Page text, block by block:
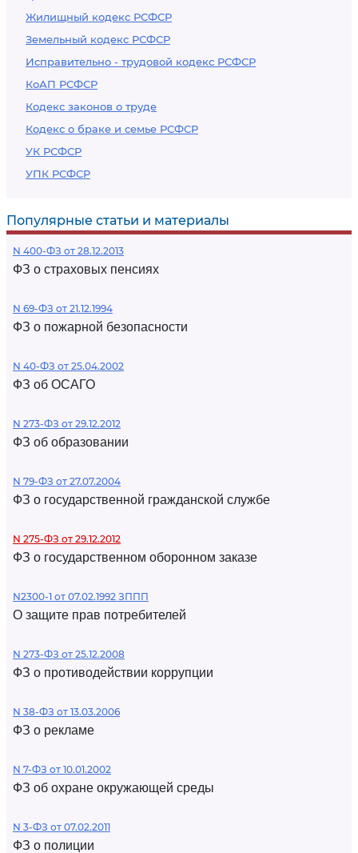
Жилищный кодекс РСФСР
Земельный кодекс РСФСР
Исправительно - трудовой кодекс РСФСР
КоАП РСФСР
Кодекс законов о труде
Кодекс о браке и семье РСФСР
УК РСФСР
УПК РСФСР
Популярные статьи и материалы
N 400-ФЗ от 28.12.2013
ФЗ о страховых пенсиях
N 69-ФЗ от 21.12.1994
ФЗ о пожарной безопасности
N 40-ФЗ от 25.04.2002
ФЗ об ОСАГО
N 273-ФЗ от 29.12.2012
ФЗ об образовании
N 79-ФЗ от 27.07.2004
ФЗ о государственной гражданской службе
N 275-ФЗ от 29.12.2012
ФЗ о государственном оборонном заказе
N2300-1 от 07.02.1992 ЗППП
О защите прав потребителей
N 273-ФЗ от 25.12.2008
ФЗ о противодействии коррупции
N 38-ФЗ от 13.03.2006
ФЗ о рекламе
N 7-ФЗ от 10.01.2002
ФЗ об охране окружающей среды
N 3-ФЗ от 07.02.2011
ФЗ о полиции